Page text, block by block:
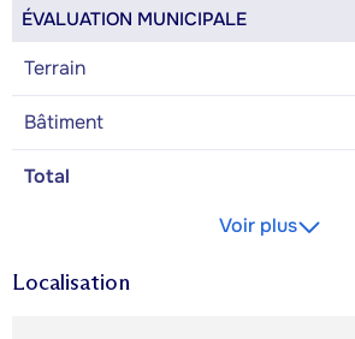
ÉVALUATION MUNICIPALE
Terrain
Bâtiment
Total
Voir plus
Localisation